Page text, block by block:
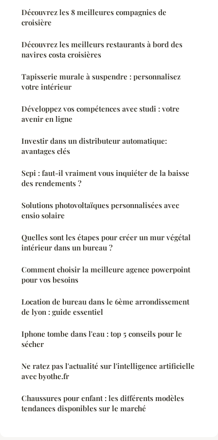
Découvrez les 8 meilleures compagnies de
croisière
Découvrez les meilleurs restaurants à bord des
navires costa croisières
Tapisserie murale à suspendre : personnalisez
votre intérieur
Développez vos compétences avec studi : votre
avenir en ligne
Investir dans un distributeur automatique:
avantages clés
Scpi : faut-il vraiment vous inquiéter de la baisse
des rendements ?
Solutions photovoltaïques personnalisées avec
ensio solaire
Quelles sont les étapes pour créer un mur végétal
intérieur dans un bureau ?
Comment choisir la meilleure agence powerpoint
pour vos besoins
Location de bureau dans le 6ème arrondissement
de lyon : guide essentiel
Iphone tombe dans l'eau : top 5 conseils pour le
sécher
Ne ratez pas l'actualité sur l'intelligence artificielle
avec byothe.fr
Chaussures pour enfant : les différents modèles
tendances disponibles sur le marché